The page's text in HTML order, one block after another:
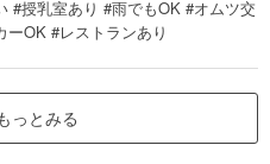
#授乳室あり #雨でもOK #オムツ交
OK #レストランあり
っとみる